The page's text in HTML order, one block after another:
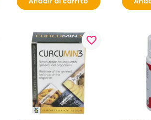
favorite_border